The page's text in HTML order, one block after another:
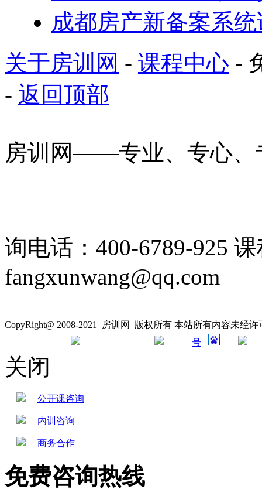
成都房产新备案系
关于房训网 - 课程中心 -
- 返回顶部
房训网——专业、专心、
询电话：400-6789-925
fangxunwang@qq.com
CopyRight@ 2008-2021 房训网 版权所有 本站所有内容未经
号
关闭
公开课咨询
内训咨询
商务合作
免费咨询热线